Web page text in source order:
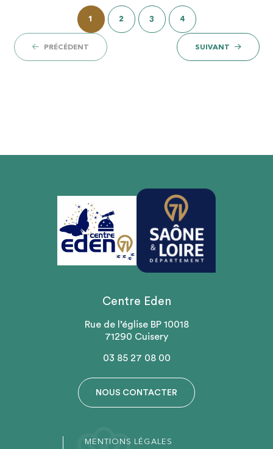
PRÉCÉDENT
1 2 3 4
SUIVANT
Centre Eden
Rue de l’église BP 10018
71290 Cuisery
03 85 27 08 00
NOUS CONTACTER
MENTIONS LÉGALES